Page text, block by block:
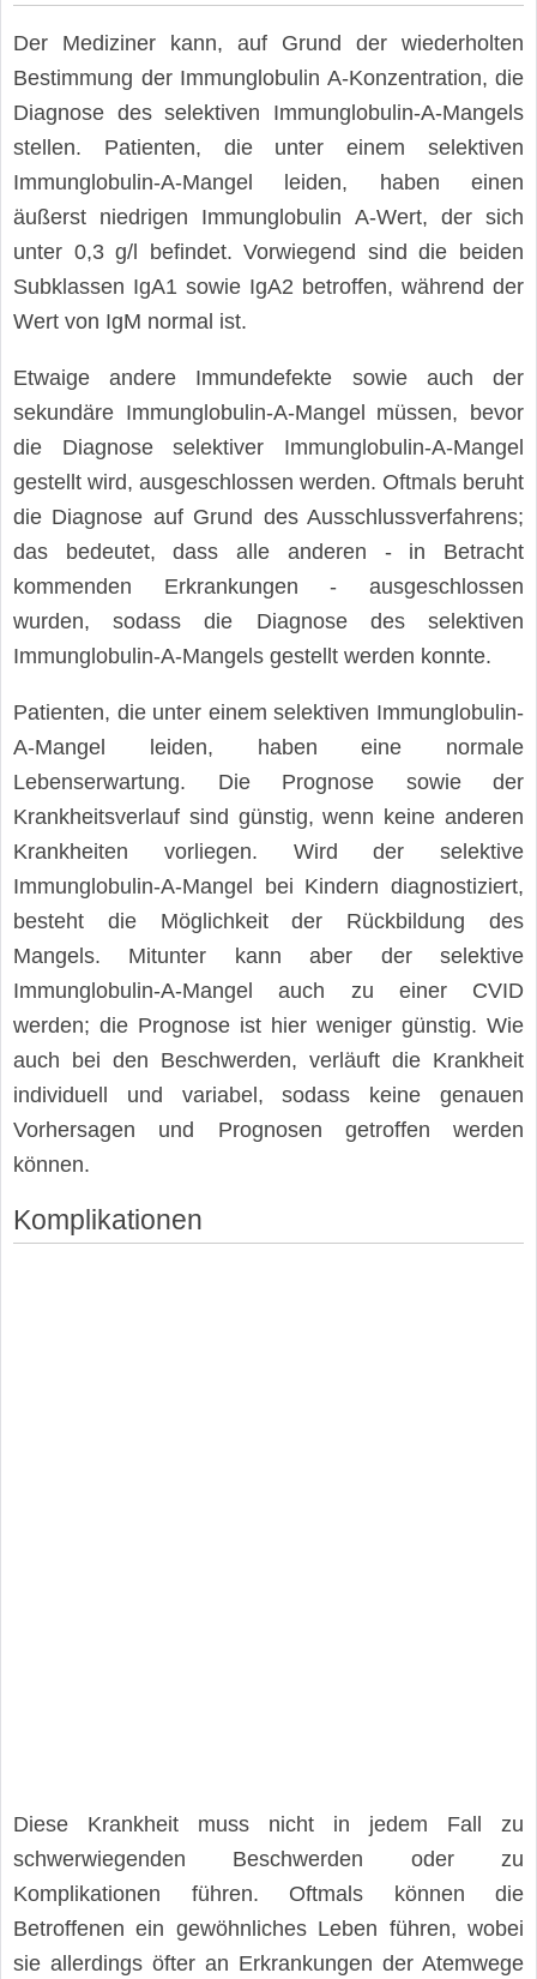
Der Mediziner kann, auf Grund der wiederholten
Bestimmung der Immunglobulin A-Konzentration, die
Diagnose des selektiven Immunglobulin-A-Mangels
stellen. Patienten, die unter einem selektiven
Immunglobulin-A-Mangel leiden, haben einen
äußerst niedrigen Immunglobulin A-Wert, der sich
unter 0,3 g/l befindet. Vorwiegend sind die beiden
Subklassen IgA1 sowie IgA2 betroffen, während der
Wert von IgM normal ist.
Etwaige andere Immundefekte sowie auch der
sekundäre Immunglobulin-A-Mangel müssen, bevor
die Diagnose selektiver Immunglobulin-A-Mangel
gestellt wird, ausgeschlossen werden. Oftmals beruht
die Diagnose auf Grund des Ausschlussverfahrens;
das bedeutet, dass alle anderen - in Betracht
kommenden Erkrankungen - ausgeschlossen
wurden, sodass die Diagnose des selektiven
Immunglobulin-A-Mangels gestellt werden konnte.
Patienten, die unter einem selektiven Immunglobulin-
A-Mangel leiden, haben eine normale
Lebenserwartung. Die Prognose sowie der
Krankheitsverlauf sind günstig, wenn keine anderen
Krankheiten vorliegen. Wird der selektive
Immunglobulin-A-Mangel bei Kindern diagnostiziert,
besteht die Möglichkeit der Rückbildung des
Mangels. Mitunter kann aber der selektive
Immunglobulin-A-Mangel auch zu einer CVID
werden; die Prognose ist hier weniger günstig. Wie
auch bei den Beschwerden, verläuft die Krankheit
individuell und variabel, sodass keine genauen
Vorhersagen und Prognosen getroffen werden
können.
Komplikationen
Diese Krankheit muss nicht in jedem Fall zu
schwerwiegenden Beschwerden oder zu
Komplikationen führen. Oftmals können die
Betroffenen ein gewöhnliches Leben führen, wobei
sie allerdings öfter an Erkrankungen der Atemwege